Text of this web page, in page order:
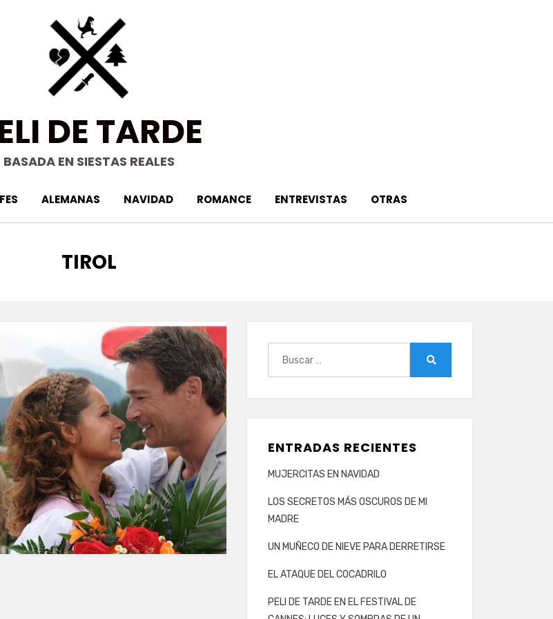
DE TARDE
BASADA EN SIESTAS REALES
ALEMANAS NAVIDAD ROMANCE ENTREVISTAS OTRAS
ETIQUETA
:
TIROL
ENTRADAS RECIENTES
MUJERCITAS EN NAVIDAD
LOS SECRETOS MÁS OSCUROS DE MI
MADRE
UN MUÑECO DE NIEVE PARA DERRETIRSE
EL ATAQUE DEL COCADRILO
PELI DE TARDE EN EL FESTIVAL DE